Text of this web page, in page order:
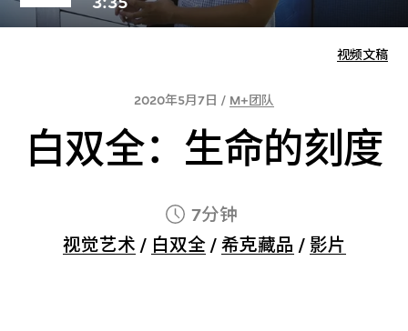
视频文稿
2020年5月7日 / M+团队
白双全：生命的刻度
7分钟
视觉艺术 / 白双全/ 希克藏品 / 影片